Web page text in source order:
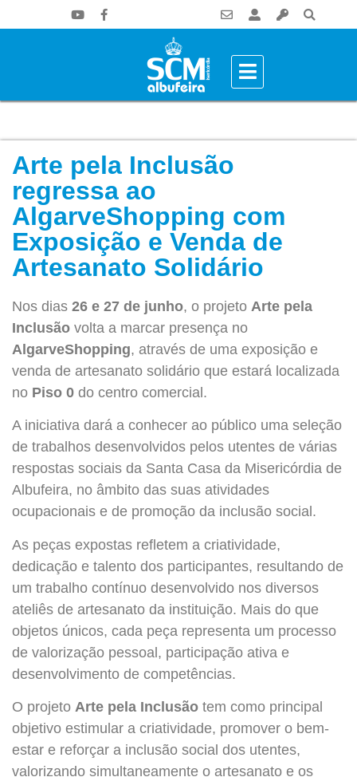
Arte pela Inclusão
regressa ao
AlgarveShopping com
Exposição e Venda de
Artesanato Solidário
Nos dias 26 e 27 de junho, o projeto Arte pela
Inclusão volta a marcar presença no
AlgarveShopping, através de uma exposição e
venda de artesanato solidário que estará localizada
no Piso 0 do centro comercial.
A iniciativa dará a conhecer ao público uma seleção
de trabalhos desenvolvidos pelos utentes de várias
respostas sociais da Santa Casa da Misericórdia de
Albufeira, no âmbito das suas atividades
ocupacionais e de promoção da inclusão social.
As peças expostas refletem a criatividade,
dedicação e talento dos participantes, resultando de
um trabalho contínuo desenvolvido nos diversos
ateliês de artesanato da instituição. Mais do que
objetos únicos, cada peça representa um processo
de valorização pessoal, participação ativa e
desenvolvimento de competências.
O projeto Arte pela Inclusão tem como principal
objetivo estimular a criatividade, promover o bem-
estar e reforçar a inclusão social dos utentes,
valorizando simultaneamente o artesanato e os